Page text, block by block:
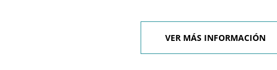
VER MÁS INFORMACIÓN